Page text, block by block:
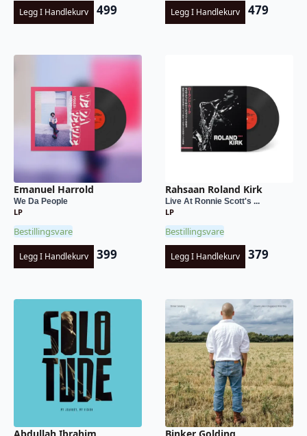
Legg I Handlekurv 499 Legg I Handlekurv 479
Emanuel Harrold
We Da People
LP
Bestillingsvare
Legg I Handlekurv 399
Rahsaan Roland Kirk
Live At Ronnie Scott's ...
LP
Bestillingsvare
Legg I Handlekurv 379